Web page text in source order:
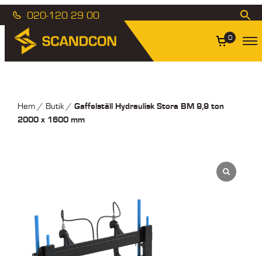
020-120 29 00
0
Hem/ Butik/ Gaffelställ Hydraulisk Stora BM 9,9 ton
2000 x 1600 mm